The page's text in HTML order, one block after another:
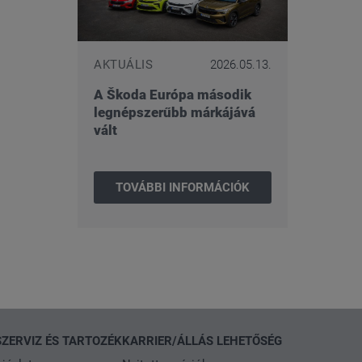
AKTUÁLIS 2026.05.13.
A Škoda Európa második
legnépszerűbb márkájává
vált
TOVÁBBI INFORMÁCIÓK
ÉS TARTOZÉKKARRIER/ÁLLÁS LEHETŐSÉG